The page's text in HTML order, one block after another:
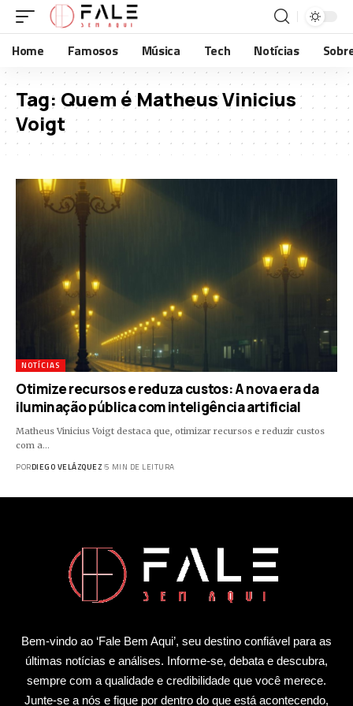
Home Famosos Música Tech Notícias
Tag: Quem é Matheus Vinicius
Voigt
NOTÍCIAS
Otimize recursos e reduza custos: A nova era da
iluminação pública com inteligência artificial
Matheus Vinicius Voigt destaca que, otimizar recursos e reduzir custos
com a…
PORDIEGO VELÁZQUEZ 5 MIN DE LEITURA
Bem-vindo ao ‘Fale Bem Aqui’, seu destino confiável para as
últimas notícias e análises. Informe-se, debata e descubra,
sempre com a qualidade e credibilidade que você merece.
Junte-se a nós e fique por dentro do que está acontecendo,